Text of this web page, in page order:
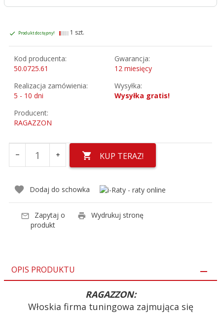
Produkt dostępny! 1 szt.
Kod producenta:
50.0725.61
Gwarancja:
12 miesięcy
Realizacja zamówienia:
5 - 10 dni
Wysyłka:
Wysyłka gratis!
Producent:
RAGAZZON
KUP TERAZ!
Dodaj do schowka
Zapytaj o
produkt
Wydrukuj stronę
OPIS PRODUKTU
RAGAZZON:
Włoskia firma tuningowa zajmująca się